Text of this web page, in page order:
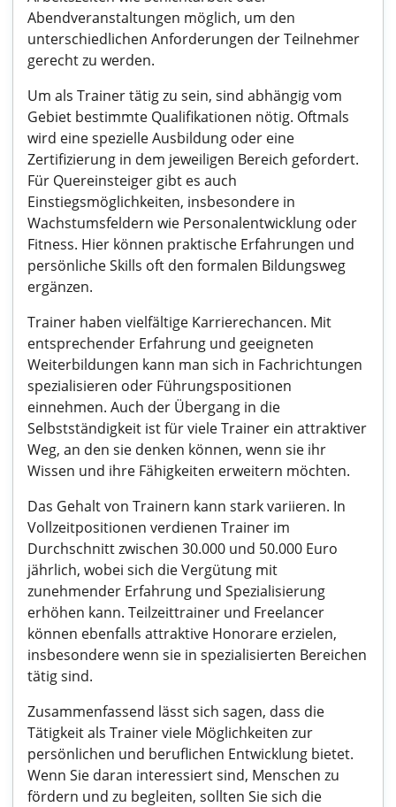
Abendveranstaltungen möglich, um den
unterschiedlichen Anforderungen der Teilnehmer
gerecht zu werden.
Um als Trainer tätig zu sein, sind abhängig vom
Gebiet bestimmte Qualifikationen nötig. Oftmals
wird eine spezielle Ausbildung oder eine
Zertifizierung in dem jeweiligen Bereich gefordert.
Für Quereinsteiger gibt es auch
Einstiegsmöglichkeiten, insbesondere in
Wachstumsfeldern wie Personalentwicklung oder
Fitness. Hier können praktische Erfahrungen und
persönliche Skills oft den formalen Bildungsweg
ergänzen.
Trainer haben vielfältige Karrierechancen. Mit
entsprechender Erfahrung und geeigneten
Weiterbildungen kann man sich in Fachrichtungen
spezialisieren oder Führungspositionen
einnehmen. Auch der Übergang in die
Selbstständigkeit ist für viele Trainer ein attraktiver
Weg, an den sie denken können, wenn sie ihr
Wissen und ihre Fähigkeiten erweitern möchten.
Das Gehalt von Trainern kann stark variieren. In
Vollzeitpositionen verdienen Trainer im
Durchschnitt zwischen 30.000 und 50.000 Euro
jährlich, wobei sich die Vergütung mit
zunehmender Erfahrung und Spezialisierung
erhöhen kann. Teilzeittrainer und Freelancer
können ebenfalls attraktive Honorare erzielen,
insbesondere wenn sie in spezialisierten Bereichen
tätig sind.
Zusammenfassend lässt sich sagen, dass die
Tätigkeit als Trainer viele Möglichkeiten zur
persönlichen und beruflichen Entwicklung bietet.
Wenn Sie daran interessiert sind, Menschen zu
fördern und zu begleiten, sollten Sie sich die